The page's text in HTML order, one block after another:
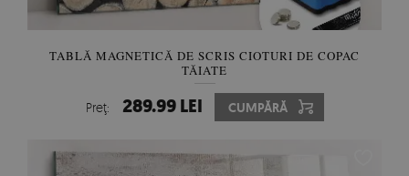
TABLĂ MAGNETICĂ DE SCRIS CIOTURI DE COPAC
TĂIATE
Preţ: 289.99 LEI CUMPĂRĂ